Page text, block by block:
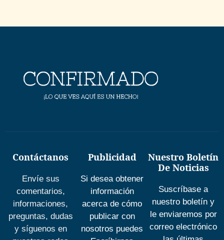
Contáctanos
Envíe sus
comentarios,
informaciones,
preguntas, dudas
y síguenos en
Publicidad
Si desea obtener
información
acerca de cómo
publicar con
nosotros puedes
Nuestro Boletín
De Noticias
Suscríbase a
nuestro boletín y
le enviaremos por
correo electrónico